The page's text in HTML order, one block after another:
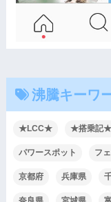
沸騰キーワ
★LCC★ ★搭乗記★
パワースポット フ
京都府 兵庫県